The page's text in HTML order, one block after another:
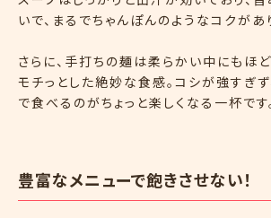
いで、まるでちゃんぽんのようなコクがあ
さらに、手打ちの麺は柔らかい中にもほど
モチっとした絶妙な食感。コシが強すぎ
で食べるのがちょっと楽しくなる一杯です
豊富なメニューで飽きさせない！